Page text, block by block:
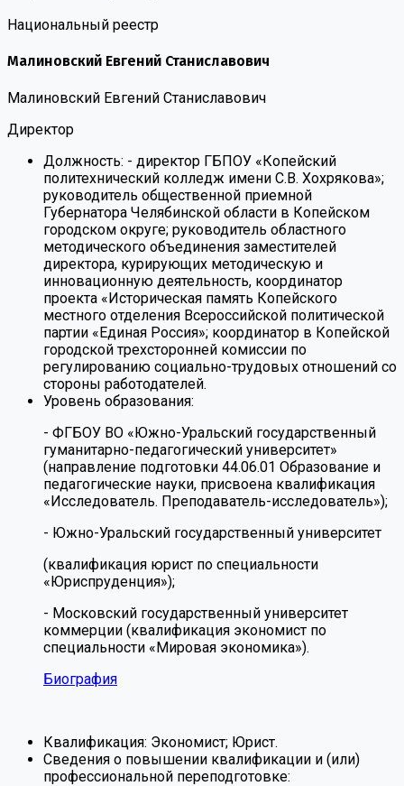
Национальный реестр
Малиновский Евгений Станиславович
Малиновский Евгений Станиславович
Директор
Должность: - директор ГБПОУ «Копейский
политехнический колледж имени С.В. Хохрякова»;
руководитель общественной приемной
Губернатора Челябинской области в Копейском
городском округе; руководитель областного
методического объединения заместителей
директора, курирующих методическую и
инновационную деятельность, координатор
проекта «Историческая память Копейского
местного отделения Всероссийской политической
партии «Единая Россия»; координатор в Копейской
городской трехсторонней комиссии по
регулированию социально-трудовых отношений со
стороны работодателей.
Уровень образования:
- ФГБОУ ВО «Южно-Уральский государственный
гуманитарно-педагогический университет»
(направление подготовки 44.06.01 Образование и
педагогические науки, присвоена квалификация
«Исследователь. Преподаватель-исследователь»);
- Южно-Уральский государственный университет
(квалификация юрист по специальности
«Юриспруденция»);
- Московский государственный университет
коммерции (квалификация экономист по
специальности «Мировая экономика»).
Биография
Квалификация: Экономист; Юрист.
Сведения о повышении квалификации и (или)
профессиональной переподготовке: